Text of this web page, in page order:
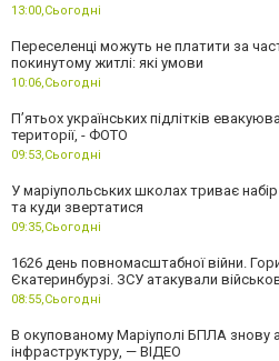
13:00,Сьогодні
Переселенці можуть не платити за
покинутому житлі: які умови
10:06,Сьогодні
П’ятьох українських підлітків
території, - ФОТО
09:53,Сьогодні
У маріупольських школах триває
та куди звертатися
09:35,Сьогодні
1626 день повномасштабної війни.
Єкатеринбурзі. ЗСУ атакували
08:55,Сьогодні
В окупованому Маріуполі БПЛА знову
інфраструктуру, — ВІДЕО